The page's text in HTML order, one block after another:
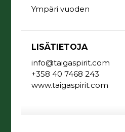
Ympäri vuoden
LISÄTIETOJA
info@taigaspirit.com
+358 40 7468 243
www.taigaspirit.com